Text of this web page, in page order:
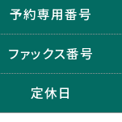
予約専用番号
ファックス番号
定休日